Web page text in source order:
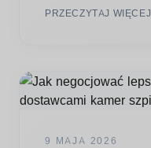
PRZECZYTAJ WIĘCEJ
9 MAJA 2026